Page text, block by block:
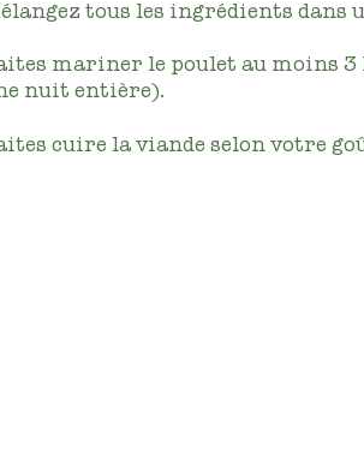
tous les ingrédients dans
mariner le poulet au moins 3
nuit entière).
cuire la viande selon votre